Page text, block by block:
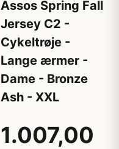
Assos Spring Fall
Jersey C2 -
Cykeltrøje -
Lange ærmer -
Dame - Bronze
Ash - XXL
1.007,00